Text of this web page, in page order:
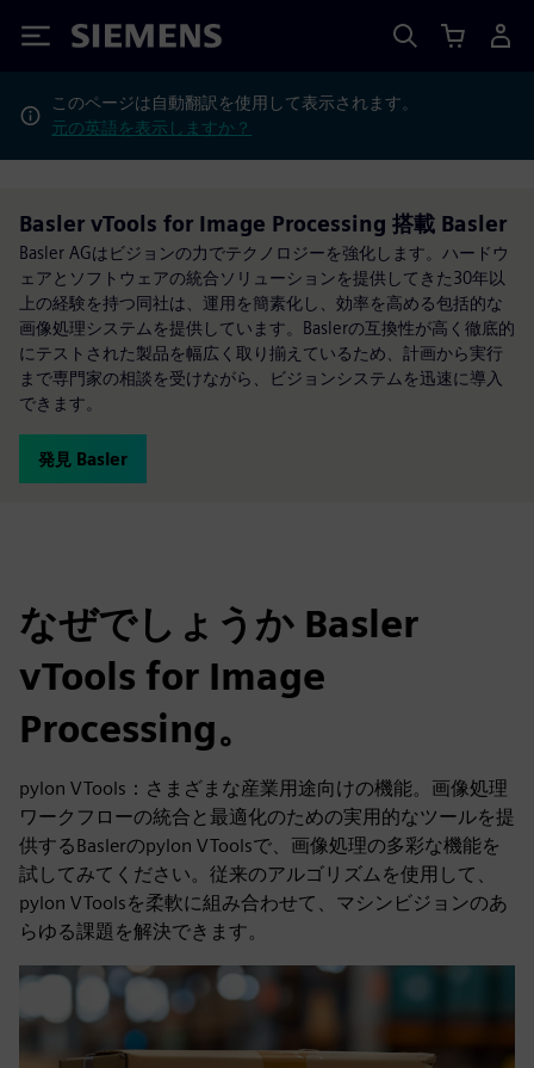
Siemens
このページは自動翻訳を使用して表示されます。
元の英語を表示しますか？
Basler vTools for Image Processing 搭載 Basler
Basler AGはビジョンの力でテクノロジーを強化します。ハードウ
ェアとソフトウェアの統合ソリューションを提供してきた30年以
上の経験を持つ同社は、運用を簡素化し、効率を高める包括的な
画像処理システムを提供しています。Baslerの互換性が高く徹底的
にテストされた製品を幅広く取り揃えているため、計画から実行
まで専門家の相談を受けながら、ビジョンシステムを迅速に導入
できます。
発見 Basler
なぜでしょうか Basler
vTools for Image
Processing。
pylon VTools：さまざまな産業用途向けの機能。画像処理
ワークフローの統合と最適化のための実用的なツールを提
供するBaslerのpylon VToolsで、画像処理の多彩な機能を
試してみてください。従来のアルゴリズムを使用して、
pylon VToolsを柔軟に組み合わせて、マシンビジョンのあ
らゆる課題を解決できます。